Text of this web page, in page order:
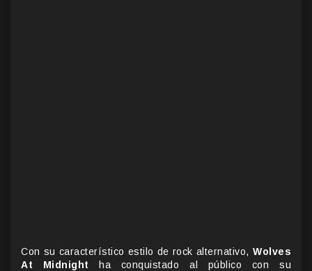
Con su característico estilo de rock alternativo, Wolves
At Midnight
ha conquistado al público con su